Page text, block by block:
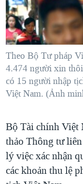
"Tìm"NGƯỜI VIỆT HẢI
ĐỜI SỐNG
KINH TẾ
KHOA HỌC
SỨC KHOẺ
VĂN HOÁ
GIÁO DỤC
TẠI
HÀNH TRÌNH BẦU
MỘT NĂM CHIẾN
GIẢI MÃ VÀNH ĐAI
NGÀY TỊ NẠN THẾ
TRỊNH VĨNH BÌNH
CHI PHÍ CHIẾN
CÁC GIÁ TRỊ
THƯỢNG ĐỈNH
TRỊNH VĨNH BÌNH
VIDEO
NGHE
MẠNG XÃ HỘI
Ngôn ngữ khác
Theo Bộ Tư pháp
4.474 người xin
có 15 người nhập
Việt Nam. (Ảnh
Bộ Tài chính Việt
thảo Thông tư
lý việc xác nhận
các khoản thu lệ